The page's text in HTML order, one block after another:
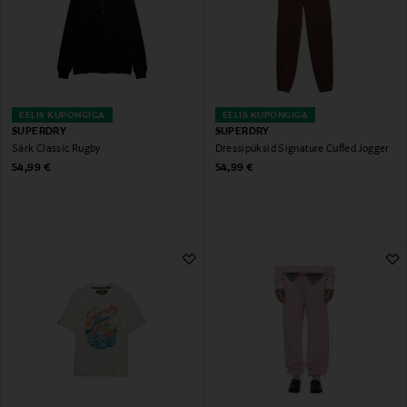
EELIS KUPONGIGA
SUPERDRY
Särk Classic Rugby
Original Price
54,99 €
EELIS KUPONGIGA
SUPERDRY
Dressipüksid Signature Cuffed Jogger
Original Price
54,99 €